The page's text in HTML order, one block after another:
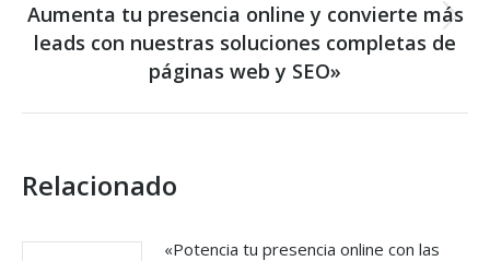
Next
post:
Aumenta tu presencia online y convierte más
leads con nuestras soluciones completas de
páginas web y SEO»
Relacionado
«Potencia tu presencia online con las